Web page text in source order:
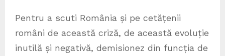
Pentru a scuti România și pe cetățenii
români de această criză, de această evoluție
inutilă și negativă, demisionez din funcția de